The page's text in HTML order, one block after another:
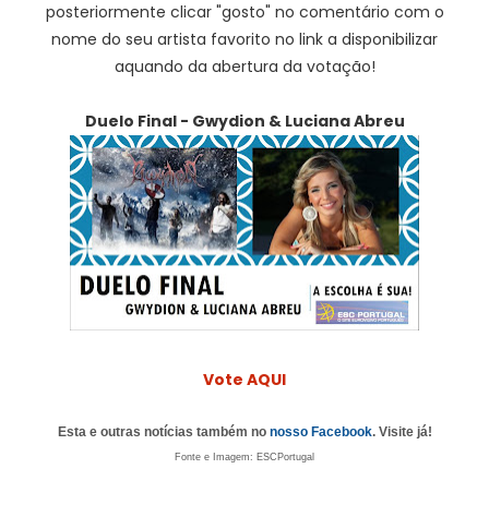
posteriormente clicar "gosto" no comentário com o
nome do seu artista favorito no link a disponibilizar
aquando da abertura da votação!
Duelo Final - Gwydion & Luciana Abreu
Vote AQUI
Esta e outras notícias também no nosso Facebook. Visite já!
Fonte e Imagem: ESCPortugal